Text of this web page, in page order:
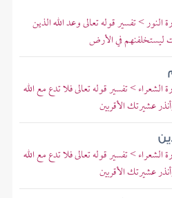
> تفسير قوله تعالى وعد الله الذين
ليستخلفنهم في الأرض
> تفسير قوله تعالى فلا تدع مع الله
عشيرتك الأقربين
> تفسير قوله تعالى فلا تدع مع الله
عشيرتك الأقربين